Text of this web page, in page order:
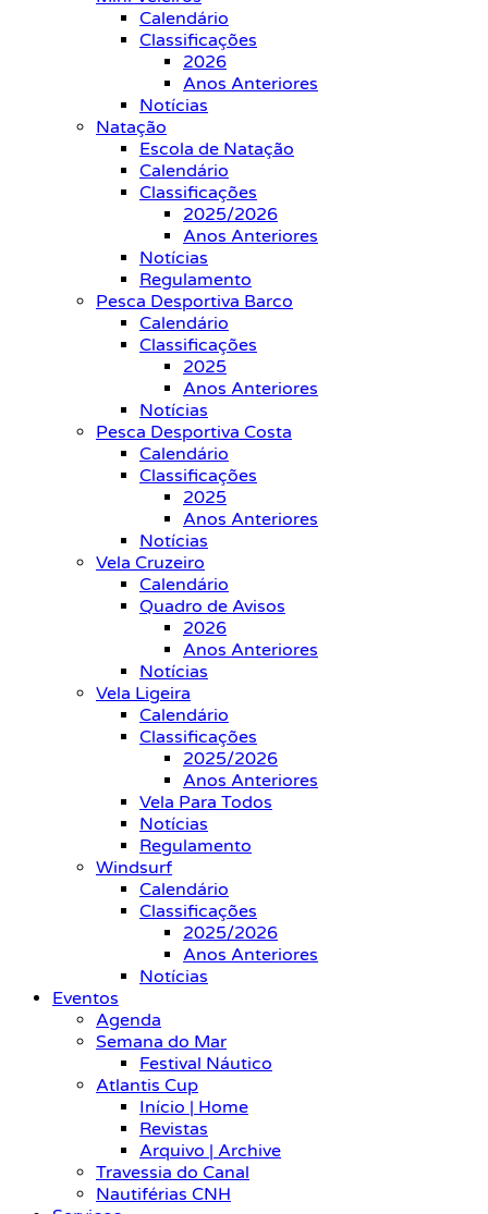
Calendário
Classificações
2026
Anos Anteriores
Notícias
Natação
Escola de Natação
Calendário
Classificações
2025/2026
Anos Anteriores
Notícias
Regulamento
Pesca Desportiva Barco
Calendário
Classificações
2025
Anos Anteriores
Notícias
Pesca Desportiva Costa
Calendário
Classificações
2025
Anos Anteriores
Notícias
Vela Cruzeiro
Calendário
Quadro de Avisos
2026
Anos Anteriores
Notícias
Vela Ligeira
Calendário
Classificações
2025/2026
Anos Anteriores
Vela Para Todos
Notícias
Regulamento
Windsurf
Calendário
Classificações
2025/2026
Anos Anteriores
Notícias
Eventos
Agenda
Semana do Mar
Festival Náutico
Atlantis Cup
Início | Home
Revistas
Arquivo | Archive
Travessia do Canal
Nautiférias CNH